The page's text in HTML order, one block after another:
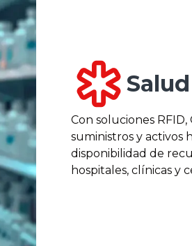
Salud
Con soluciones
suministros y activos
disponibilidad de
hospitales, clínicas y